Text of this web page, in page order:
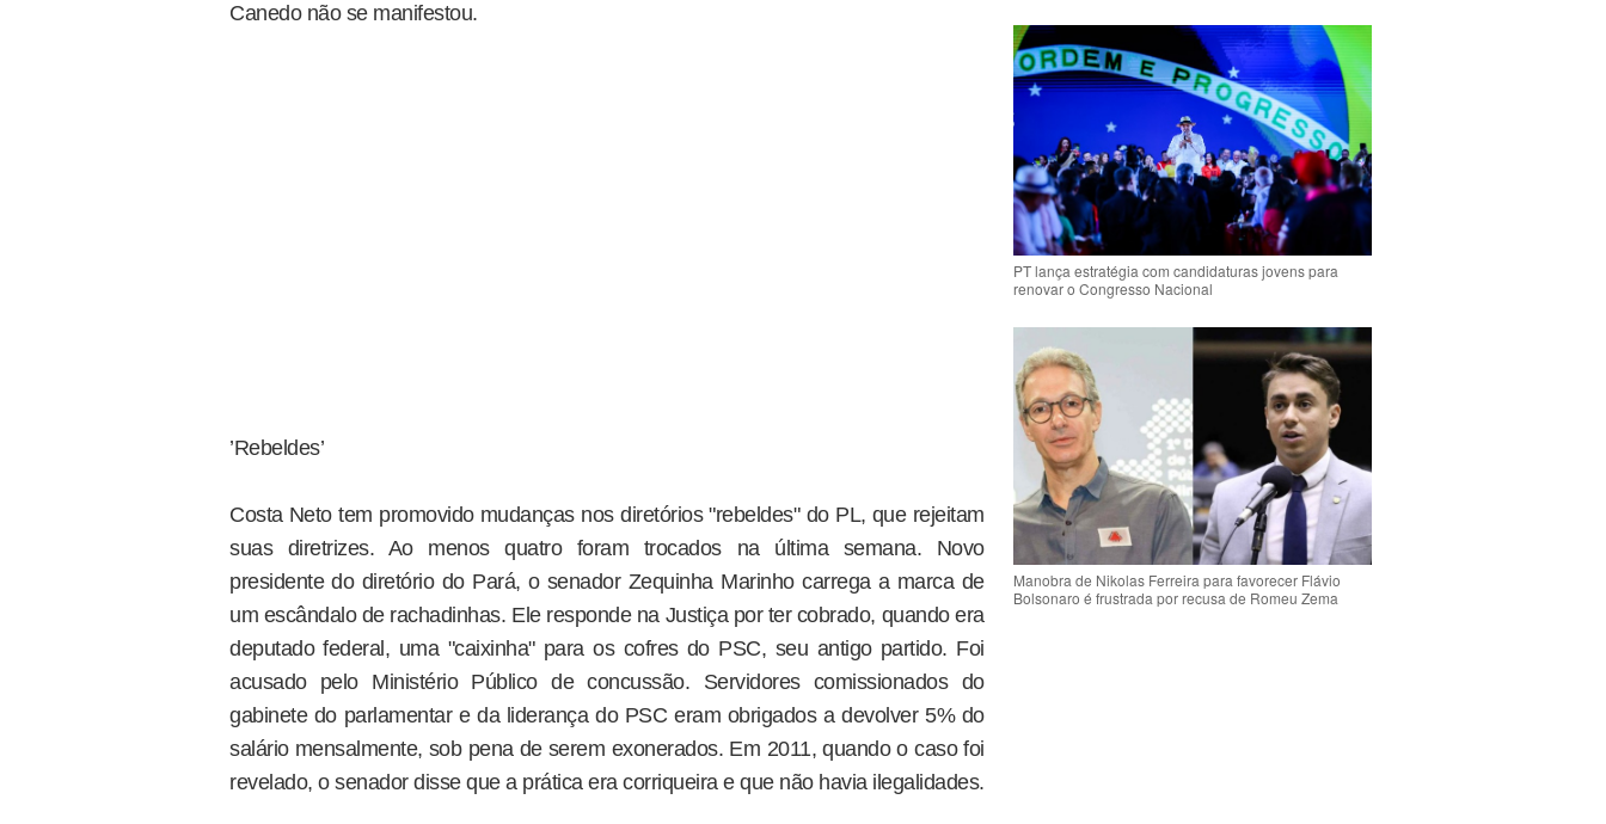
Canedo não se manifestou.
’Rebeldes’
Costa Neto tem promovido mudanças nos diretórios "rebeldes" do PL, que rejeitam
suas diretrizes. Ao menos quatro foram trocados na última semana. Novo
presidente do diretório do Pará, o senador Zequinha Marinho carrega a marca de
um escândalo de rachadinhas. Ele responde na Justiça por ter cobrado, quando era
deputado federal, uma "caixinha" para os cofres do PSC, seu antigo partido. Foi
acusado pelo Ministério Público de concussão. Servidores comissionados do
gabinete do parlamentar e da liderança do PSC eram obrigados a devolver 5% do
salário mensalmente, sob pena de serem exonerados. Em 2011, quando o caso foi
revelado, o senador disse que a prática era corriqueira e que não havia ilegalidades.
PT lança estratégia com candidaturas jovens para
renovar o Congresso Nacional
Manobra de Nikolas Ferreira para favorecer Flávio
Bolsonaro é frustrada por recusa de Romeu Zema